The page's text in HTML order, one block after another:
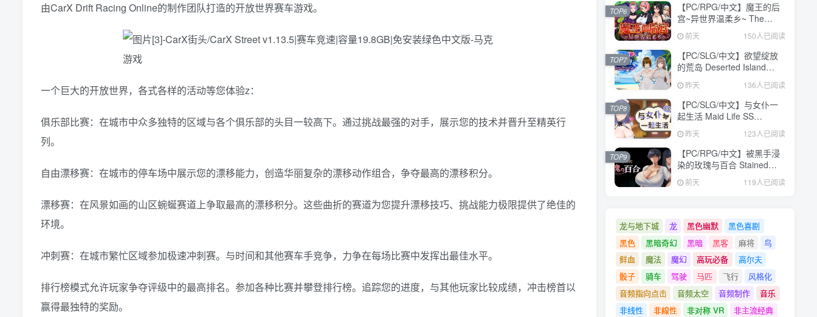
由CarX Drift Racing Online的制作团队打造的开放世界赛车游戏。
一个巨大的开放世界，各式各样的活动等您体验z：
俱乐部比赛：在城市中众多独特的区域与各个俱乐部的头目一较高下。通过挑战最强的对手，展示您的技术并晋升至精英行
列。
自由漂移赛：在城市的停车场中展示您的漂移能力，创造华丽复杂的漂移动作组合，争夺最高的漂移积分。
漂移赛：在风景如画的山区蜿蜒赛道上争取最高的漂移积分。这些曲折的赛道为您提升漂移技巧、挑战能力极限提供了绝佳的
环境。
冲刺赛：在城市繁忙区域参加极速冲刺赛。与时间和其他赛车手竞争，力争在每场比赛中发挥出最佳水平。
排行榜模式允许玩家争夺评级中的最高排名。参加各种比赛并攀登排行榜。追踪您的进度，与其他玩家比较成绩，冲击榜首以
赢得最独特的奖励。
【PC/RPG/中文】魔王的后
宫~异世界温柔乡~ The
Demon King: Harem
Build.24371582 STEAM官
方中文版【1.6GB】
前天 150人已阅读
TOP6
【PC/SLG/中文】欲望绽放
的荒岛 Deserted Island
Where Desire Blossoms
V1.03 STEAM官方中文版
【1.1GB】
昨天 136人已阅读
TOP7
【PC/SLG/中文】与女仆一
起生活 Maid Life SS
Build.24377103 STEAM官
方中文版【598MB】
昨天 123人已阅读
TOP8
【PC/RPG/中文】被黑手浸
染的玫瑰与百合 Stained
Roses & Lilies
Build.24334183 STEAM官
前天 119人已阅读
TOP9
龙与地下城 龙 黑色幽默
黑色喜剧
黑色
黑暗奇幻 黑暗 黑客 麻将
鸟
鲜血
魔法 魔幻 高玩必备
高尔夫
骰子
骑车 驾驶 马匹 飞行
风格化
音频指向点击
音频太空 音频制作
音乐
非线性
非線性 非对称 VR
非主流经典